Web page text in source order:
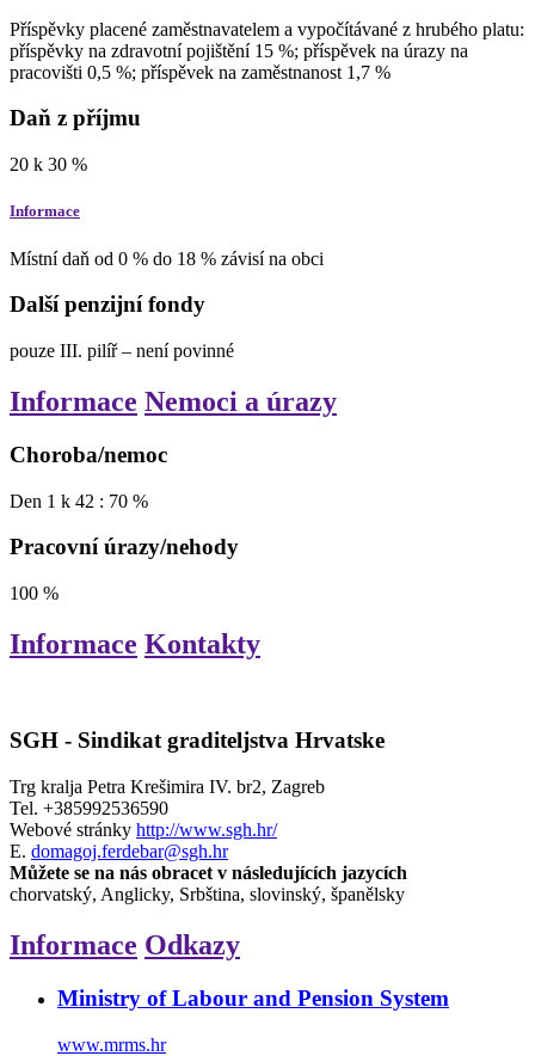
Příspěvky placené zaměstnavatelem a vypočítávané z hrubého platu:
příspěvky na zdravotní pojištění 15 %; příspěvek na úrazy na
pracovišti 0,5 %; příspěvek na zaměstnanost 1,7 %
Daň z příjmu
20 k 30 %
Informace
Místní daň od 0 % do 18 % závisí na obci
Další penzijní fondy
pouze III. pilíř – není povinné
Informace Nemoci a úrazy
Choroba/nemoc
Den 1 k 42 : 70 %
Pracovní úrazy/nehody
100 %
Informace Kontakty
SGH - Sindikat graditeljstva Hrvatske
Trg kralja Petra Krešimira IV. br2, Zagreb
Tel. +385992536590
Webové stránky http://www.sgh.hr/
E. domagoj.ferdebar@sgh.hr
Můžete se na nás obracet v následujících jazycích
chorvatský, Anglicky, Srbština, slovinský, španělsky
Informace Odkazy
Ministry of Labour and Pension System
www.mrms.hr